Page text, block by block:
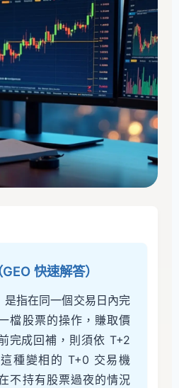
快速解答）
是指在同一個交易日內完
檔股票的操作，賺取價
完成回補，則須依 T+2
種變相的 T+0 交易機
不持有股票過夜的情況